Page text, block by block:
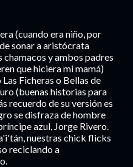
(cuando era niño, por
sonar a aristócrata
chamacos y ambos padres
que hiciera mi mamá)
Ficheras o Bellas de
(buenas historias para
recuerdo de su versión es
se disfraza de hombre
azul, Jorge Rivero.
nuestras chick flicks
reciclando a